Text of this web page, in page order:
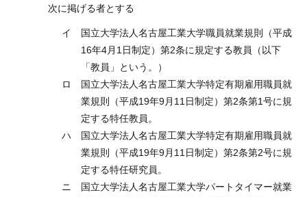
次に掲げる者とする
イ
国立大学法人名古屋工業大学職員就業規則（平成
16年4月1日制定）第2条に規定する教員（以下
「教員」という。）
ロ
国立大学法人名古屋工業大学特定有期雇用職員就
業規則（平成19年9月11日制定）第2条第1号に規
定する特任教員。
ハ
国立大学法人名古屋工業大学特定有期雇用職員就
業規則（平成19年9月11日制定）第2条第2号に規
定する特任研究員。
ニ
国立大学法人名古屋工業大学パートタイマー就業